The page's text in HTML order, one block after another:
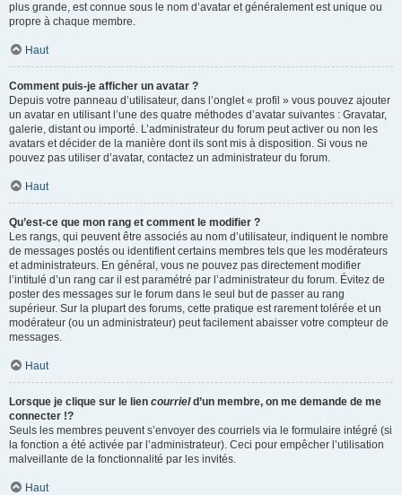
plus grande, est connue sous le nom d’avatar et généralement est unique ou
propre à chaque membre.
Haut
Comment puis-je afficher un avatar ?
Depuis votre panneau d’utilisateur, dans l’onglet « profil » vous pouvez ajouter
un avatar en utilisant l’une des quatre méthodes d’avatar suivantes : Gravatar,
galerie, distant ou importé. L’administrateur du forum peut activer ou non les
avatars et décider de la manière dont ils sont mis à disposition. Si vous ne
pouvez pas utiliser d’avatar, contactez un administrateur du forum.
Haut
Qu’est-ce que mon rang et comment le modifier ?
Les rangs, qui peuvent être associés au nom d’utilisateur, indiquent le nombre
de messages postés ou identifient certains membres tels que les modérateurs
et administrateurs. En général, vous ne pouvez pas directement modifier
l’intitulé d’un rang car il est paramétré par l’administrateur du forum. Évitez de
poster des messages sur le forum dans le seul but de passer au rang
supérieur. Sur la plupart des forums, cette pratique est rarement tolérée et un
modérateur (ou un administrateur) peut facilement abaisser votre compteur de
messages.
Haut
Lorsque je clique sur le lien courrield’un membre, on me demande de me
connecter !?
Seuls les membres peuvent s’envoyer des courriels via le formulaire intégré (si
la fonction a été activée par l’administrateur). Ceci pour empêcher l’utilisation
malveillante de la fonctionnalité par les invités.
Haut